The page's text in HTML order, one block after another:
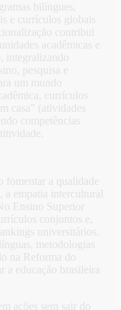
bilíngues,
e currículos globais
contribui
acadêmicas e
integralizando
pesquisa e
um mundo
currículos
casa” (atividades
competências
fomentar a qualidade
empatia intercultural
Ensino Superior
conjuntos e,
universitários.
metodologias
na Reforma do
a educação brasileira
ações sem sair do